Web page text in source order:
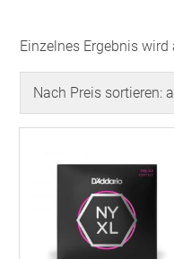
Einzelnes Ergebnis wird